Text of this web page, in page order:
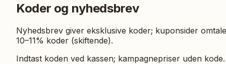
Koder og nyhedsbrev
Nyhedsbrev giver eksklusive koder; kuponsider
10–11% koder (skiftende).
Indtast koden ved kassen; kampagnepriser uden kode.